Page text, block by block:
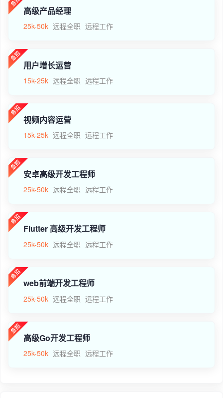
高级产品经理
25k-50k 远程全职 远程工作
用户增长运营
15k-25k 远程全职 远程工作
视频内容运营
15k-25k 远程全职 远程工作
安卓高级开发工程师
25k-50k 远程全职 远程工作
Flutter 高级开发工程师
25k-50k 远程全职 远程工作
web前端开发工程师
25k-50k 远程全职 远程工作
高级Go开发工程师
25k-50k 远程全职 远程工作